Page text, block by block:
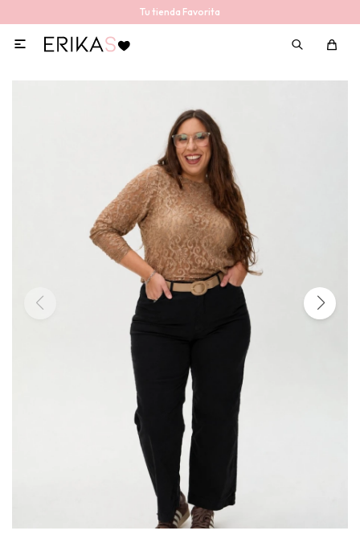
Tu tienda Favorita
